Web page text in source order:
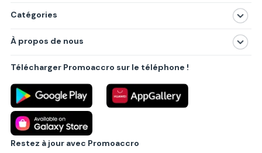
Catégories
Produits
Villes principales
À propos de nous
Politique de confidentialité
Règlements
Partenariat B2B
Blog
Contact
Télécharger Promoaccro sur le téléphone !
Restez à jour avec Promoaccro